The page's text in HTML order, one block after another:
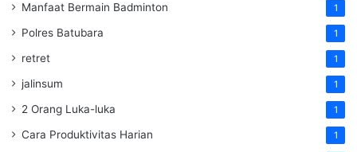
Manfaat Bermain Badminton 1
Polres Batubara 1
retret 1
jalinsum 1
2 Orang Luka-luka 1
Cara Produktivitas Harian 1